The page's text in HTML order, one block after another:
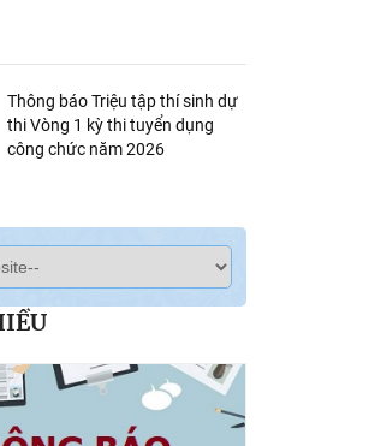
Thông báo Triệu tập thí sinh dự
thi Vòng 1 kỳ thi tuyển dụng
công chức năm 2026